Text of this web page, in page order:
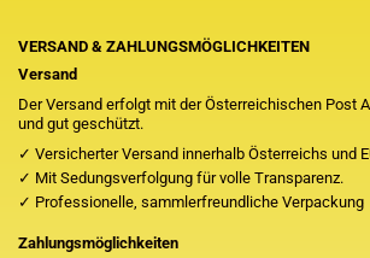
VERSAND & ZAHLUNGSMÖGLICHKEITEN
Versand
Der Versand erfolgt mit der Österreichischen Post
und gut geschützt.
✓ Versicherter Versand innerhalb Österreichs und
✓ Mit Sedungsverfolgung für volle Transparenz.
✓ Professionelle, sammlerfreundliche Verpackung
Zahlungsmöglichkeiten